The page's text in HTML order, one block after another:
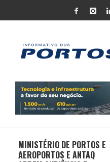
MINISTÉRIO DE PORTOS E
AEROPORTOS E ANTAQ